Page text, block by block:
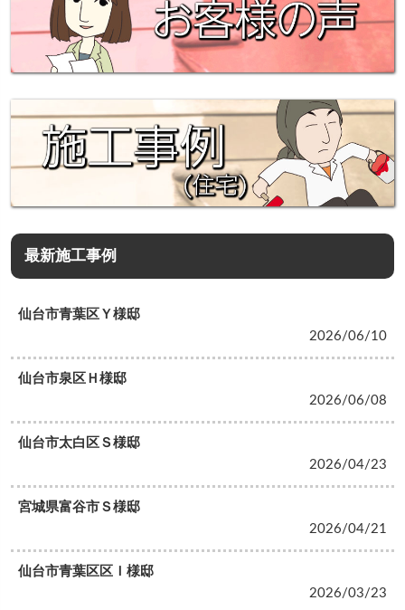
最新施工事例
仙台市青葉区Ｙ様邸
2026/06/10
仙台市泉区Ｈ様邸
2026/06/08
仙台市太白区Ｓ様邸
2026/04/23
宮城県富谷市Ｓ様邸
2026/04/21
仙台市青葉区区Ｉ様邸
2026/03/23